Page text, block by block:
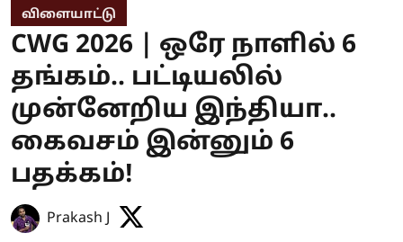
விளையாட்டு
CWG 2026 | ஒரே நாளில் 6
தங்கம்.. பட்டியலில்
முன்னேறிய இந்தியா..
கைவசம் இன்னும் 6
பதக்கம்!
Prakash J